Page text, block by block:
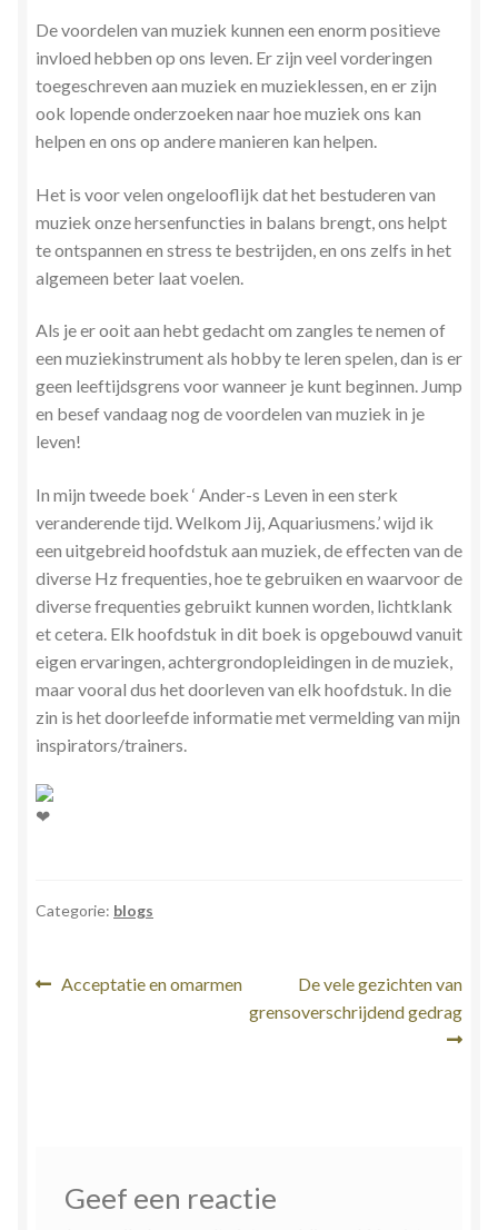
De voordelen van muziek kunnen een enorm positieve
invloed hebben op ons leven. Er zijn veel vorderingen
toegeschreven aan muziek en muzieklessen, en er zijn
ook lopende onderzoeken naar hoe muziek ons kan
helpen en ons op andere manieren kan helpen.
Het is voor velen ongelooflijk dat het bestuderen van
muziek onze hersenfuncties in balans brengt, ons helpt
te ontspannen en stress te bestrijden, en ons zelfs in het
algemeen beter laat voelen.
Als je er ooit aan hebt gedacht om zangles te nemen of
een muziekinstrument als hobby te leren spelen, dan is er
geen leeftijdsgrens voor wanneer je kunt beginnen. Jump
en besef vandaag nog de voordelen van muziek in je
leven!
In mijn tweede boek ‘ Ander-s Leven in een sterk
veranderende tijd. Welkom Jij, Aquariusmens.’ wijd ik
een uitgebreid hoofdstuk aan muziek, de effecten van de
diverse Hz frequenties, hoe te gebruiken en waarvoor de
diverse frequenties gebruikt kunnen worden, lichtklank
et cetera. Elk hoofdstuk in dit boek is opgebouwd vanuit
eigen ervaringen, achtergrondopleidingen in de muziek,
maar vooral dus het doorleven van elk hoofdstuk. In die
zin is het doorleefde informatie met vermelding van mijn
inspirators/trainers.
Categorie: blogs
Bericht
Vorig
Acceptatie en omarmen
Volgend
bericht:
De vele gezichten van
grensoverschrijdend gedrag
Geef een reactie